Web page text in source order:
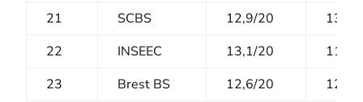
21 SCBS 12,9/20
13,5/
22
INSEEC 13,1/20
11,5/
23
Brest BS 12,6/20 12,7/